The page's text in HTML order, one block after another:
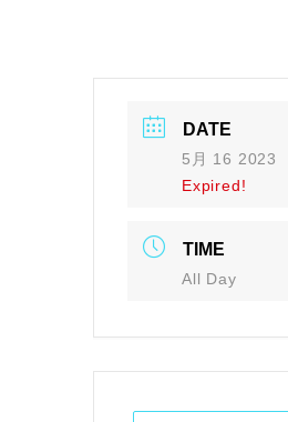
DATE
5月 16 2023
Expired!
TIME
All Day